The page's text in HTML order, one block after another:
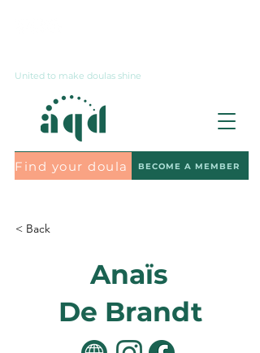
United to make doulas shine
Find your doula BECOME A MEMBER
< Back
Anaïs
De Brandt